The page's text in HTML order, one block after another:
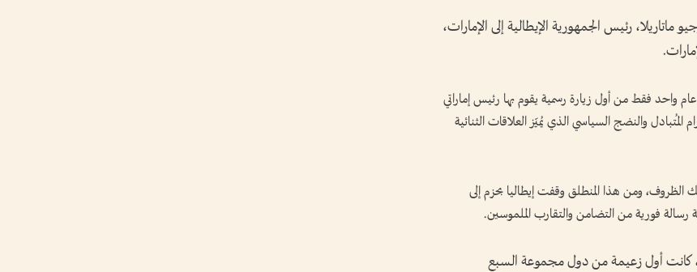
رئيس الجمهورية الإيطالية إلى الإمارات،
واحد فقط من أول زيارة رسمية يقوم بها رئيس إماراتي
المُتبادل والنضج السياسي الذي يُميّز العلاقات الثنائية
ومن هذا المنطلق وقفت إيطاليا بحزم إلى
رسالة فورية من التضامن والتقارب الملموسين.
كانت أول زعيمة من دول مجموعة السبع